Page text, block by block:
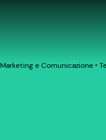
Marketing e Comunicazione‣